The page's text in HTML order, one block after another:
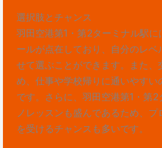
選択肢とチャンス
羽田空港第1・第2ターミナル駅に
ールが点在しており、自分のレベ
せて選ぶことができます。また、
め、仕事や学校帰りに通いやすい
です。さらに、羽田空港第1・第
ノレッスンも盛んであるため、
を受けるチャンスも多いです。